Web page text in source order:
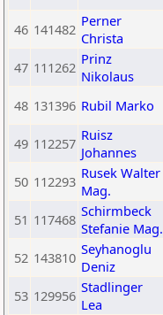
46 141482 Perner
Christa
47 111262 Prinz
Nikolaus
48 131396 Rubil Marko
49 112257 Ruisz
Johannes
50 112293 Rusek Walter
Mag.
51 117468 Schirmbeck
Stefanie Mag.
52 143810 Seyhanoglu
Deniz
53 129956 Stadlinger
Lea